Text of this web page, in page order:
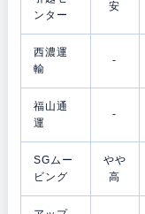
ンター
安
西濃運
輸
-
福山通
運
-
SGムー
ビング
やや
高